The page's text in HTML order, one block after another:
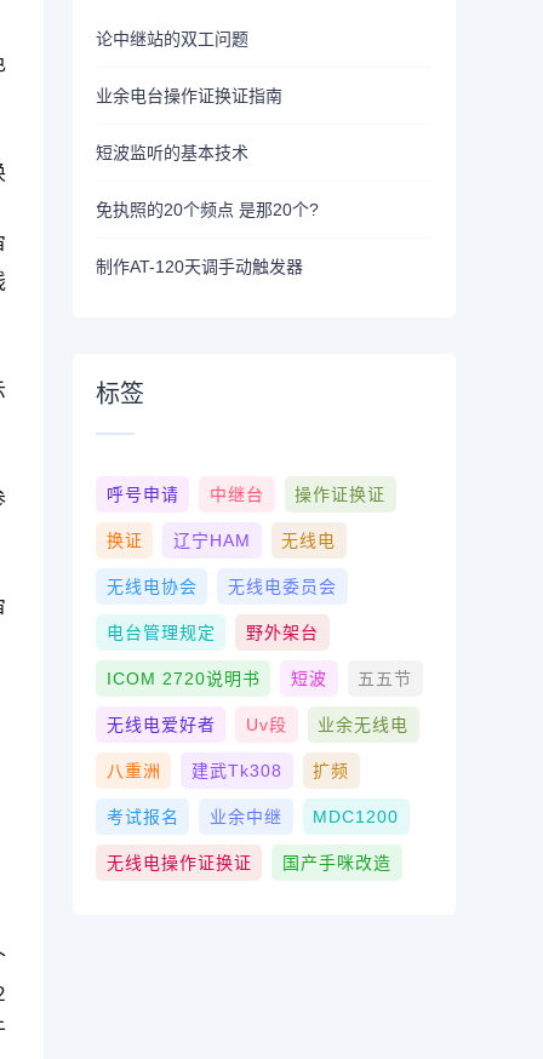
论中继站的双工问题
业余电台操作证换证指南
短波监听的基本技术
免执照的20个频点 是那20个?
制作AT-120天调手动触发器
标签
呼号申请 中继台 操作证换证
换证 辽宁HAM 无线电
无线电协会 无线电委员会
电台管理规定 野外架台
ICOM 2720说明书 短波 五五节
无线电爱好者 Uv段 业余无线电
八重洲 建武tk308 扩频
考试报名 业余中继 MDC1200
无线电操作证换证 国产手咪改造